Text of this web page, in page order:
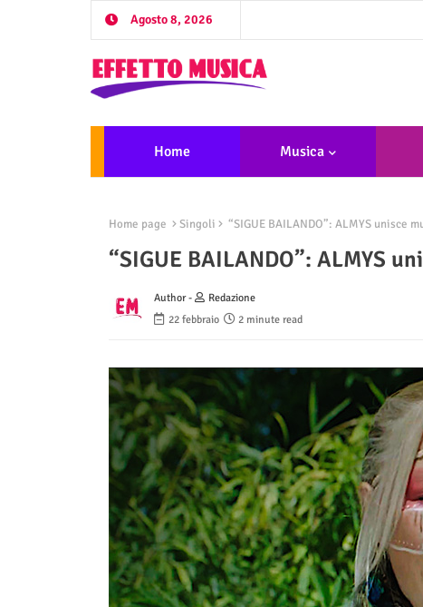
Agosto 8, 2026
Home Musica
Home page Singoli “SIGUE BAILANDO”: ALMYS unisce
“SIGUE BAILANDO”: ALMYS
Author -
Redazione
22 febbraio
2 minute read